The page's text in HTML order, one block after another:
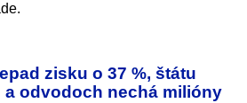
zisku o 37 %, štátu
a odvodoch nechá milióny